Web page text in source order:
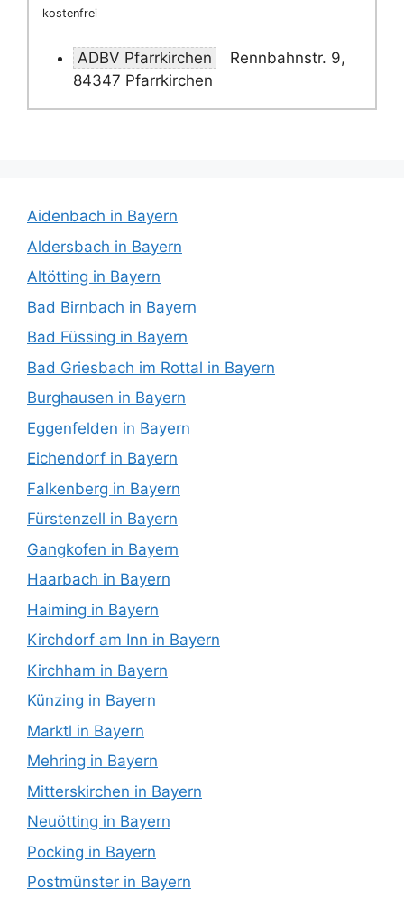
kostenfrei
ADBV Pfarrkirchen
Rennbahnstr. 9,
84347 Pfarrkirchen
Aidenbach in Bayern
Aldersbach in Bayern
Altötting in Bayern
Bad Birnbach in Bayern
Bad Füssing in Bayern
Bad Griesbach im Rottal in Bayern
Burghausen in Bayern
Eggenfelden in Bayern
Eichendorf in Bayern
Falkenberg in Bayern
Fürstenzell in Bayern
Gangkofen in Bayern
Haarbach in Bayern
Haiming in Bayern
Kirchdorf am Inn in Bayern
Kirchham in Bayern
Künzing in Bayern
Marktl in Bayern
Mehring in Bayern
Mitterskirchen in Bayern
Neuötting in Bayern
Pocking in Bayern
Postmünster in Bayern